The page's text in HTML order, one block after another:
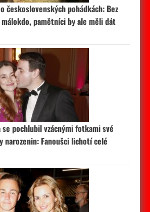
o československých pohádkách: Bez
málokdo, pamětníci by ale měli dát
pochlubil vzácnými fotkami své
narozenin: Fanoušci lichotí celé